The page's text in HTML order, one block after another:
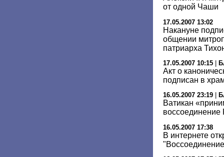
от одной Чаши
17.05.2007 13:02
Накануне
общении
патриарха
17.05.2007 10:15
Акт о
подписан в
16.05.2007 23:19
Ватикан
16.05.2007 17:38
В интернете